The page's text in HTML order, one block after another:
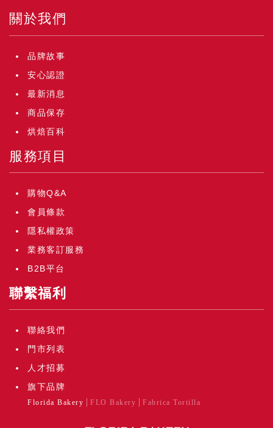
關於我們
品牌故事
安心認證
最新消息
商品保存
烘焙百科
服務項目
購物Q&A
會員條款
隱私權政策
業務客訂服務
B2B平台
聯繫福利
聯絡我們
門市列表
人才招募
旗下品牌
Florida Bakery FLO Bakery Fabrica Tortilla